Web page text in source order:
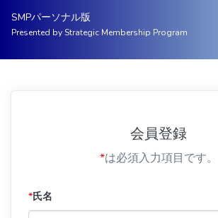
SMPパーソナル版
Presented by Strategic Membership Program
会員登録
*は必須入力項目です。
*氏名